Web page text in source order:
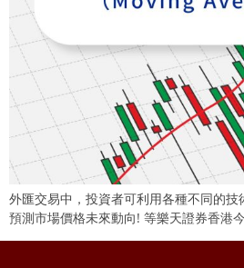
外匯交易中，投資者可利用各種不同的技
預測市場價格未來動向! 等樂天證券香港